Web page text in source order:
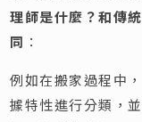
理師是什麼？和傳
同 ：
例如在搬家過程中
據特性進行分類，